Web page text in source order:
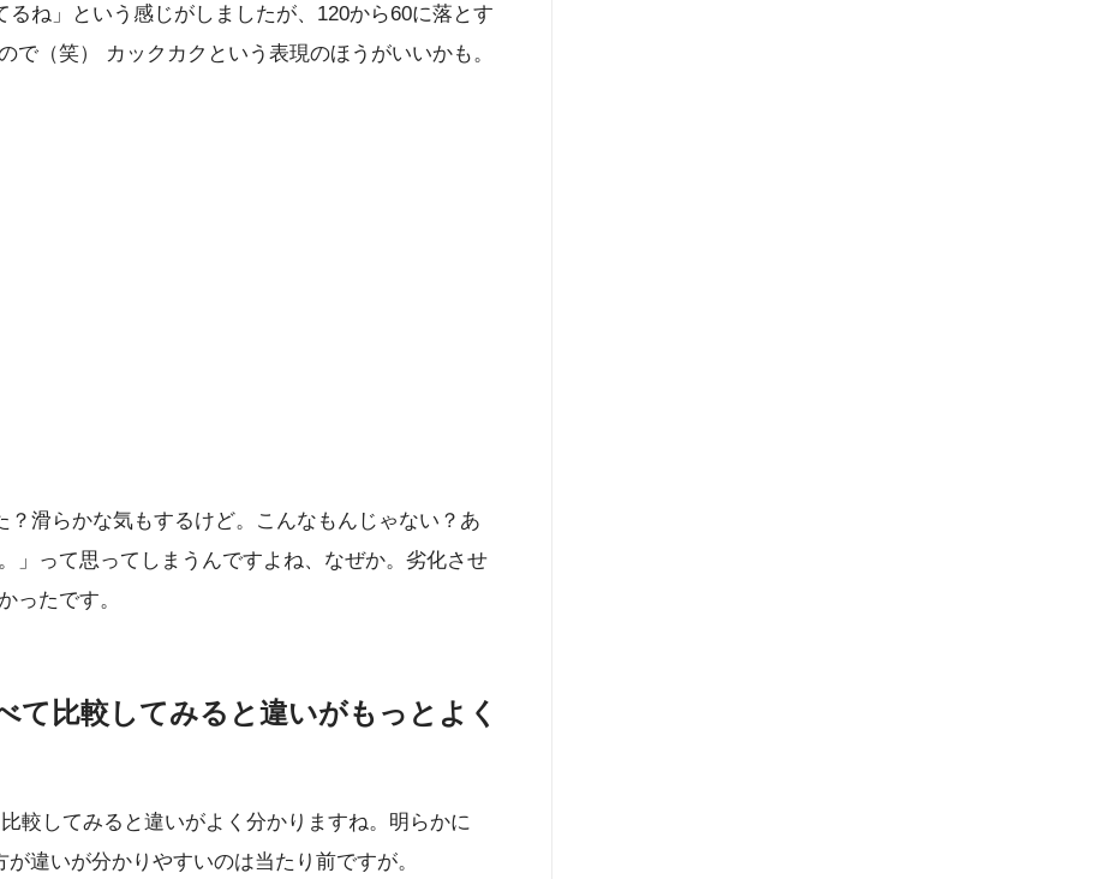
ね」という感じがしましたが、120から60に落とす
で（笑） カックカクという表現のほうがいいかも。
滑らかな気もするけど。こんなもんじゃない？あ
」って思ってしまうんですよね、なぜか。劣化させ
ったです。
て比較してみると違いがもっとよく
較してみると違いがよく分かりますね。明らかに
違いが分かりやすいのは当たり前ですが。